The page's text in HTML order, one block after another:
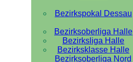
Bezirkspokal Dessau
Bezirksoberliga Halle
Bezirksliga Halle
Bezirksklasse Halle
Bezirksoberliga Nord